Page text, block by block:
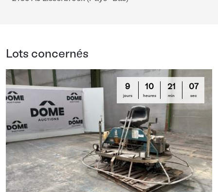
Lots concernés
9
jours
10
heures
21
min
06
sec